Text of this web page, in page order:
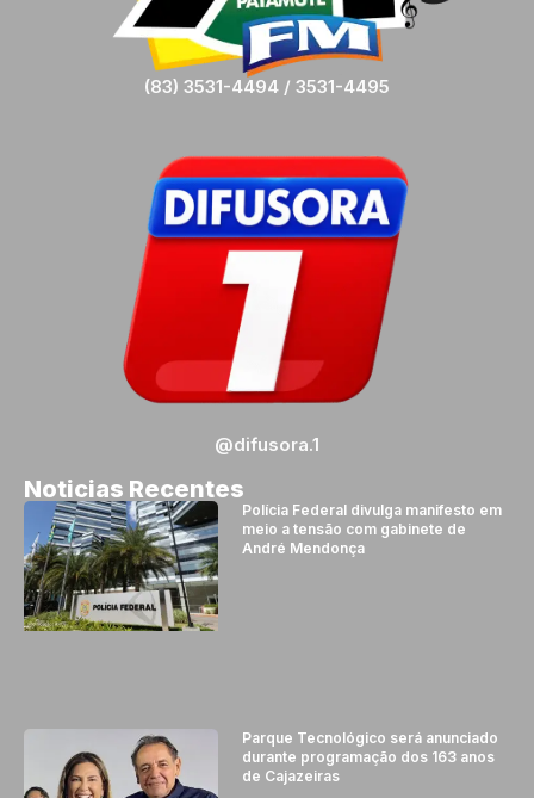
(83) 3531-4494 / 3531-4495
@difusora.1
Noticias Recentes
Polícia Federal divulga manifesto em
meio a tensão com gabinete de
André Mendonça
Parque Tecnológico será anunciado
durante programação dos 163 anos
de Cajazeiras